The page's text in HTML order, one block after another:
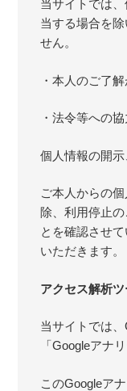
当サイトでは
当する場合を
せん。
・本人のご了
・法令等への
個人情報の開
ご本人からの
除、利用停止
とを確認させ
いただきます。
アクセス解析
当サイトでは
「Googleアナ
このGoogleア